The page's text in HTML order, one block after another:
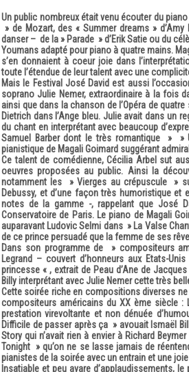
Un public nombreux était venu écouter du
» de Mozart, des « Summer dreams »
danser – de la » Parade » d’Erik Satie ou du
Youmans adapté pour piano à quatre mains.
s’en donnaient à coeur joie dans
toute l’étendue de leur talent avec une
Mais le Festival José David est aussi
soprano Julie Nemer, extraordinaire à la fois
ainsi que dans la chanson de l’Opéra de
Dietrich dans l’Ange bleu. Julie avait dans un
du chant en interprétant avec beaucoup
Samuel Barber dont le très romantique » »
pianistique de Magali Goimard suggérant
Ce talent de comédienne, Cécilia Arbel sut
oeuvres proposées au public. Ainsi la
notamment les » Vierges au crépuscule »
Debussy, et d’une façon très humoristique
notes de la gamme -, rappelant que José
Conservatoire de Paris. Le piano de Magali
auparavant Ludovic Selmi dans » La Valse
de ce prince persuadé que la femme de ses
Dans son programme de » compositeurs
Legrand – couvert d’honneurs aux Etats-
princesse « , extrait de Peau d’Ane de
Billy interprétant avec Julie Nemer cette très
Cette soirée riche en compositions diverses
compositeurs américains du XX ème siècle :
prestation virevoltante et non dénuée
Difficile de passer après ça » avouait Ismaël
Story qui n’avait rien à envier à Richard
Tonight » qu’on ne se lasse jamais de
pianistes de la soirée avec un entrain et une
Insatiable et peu avare d’applaudissements,